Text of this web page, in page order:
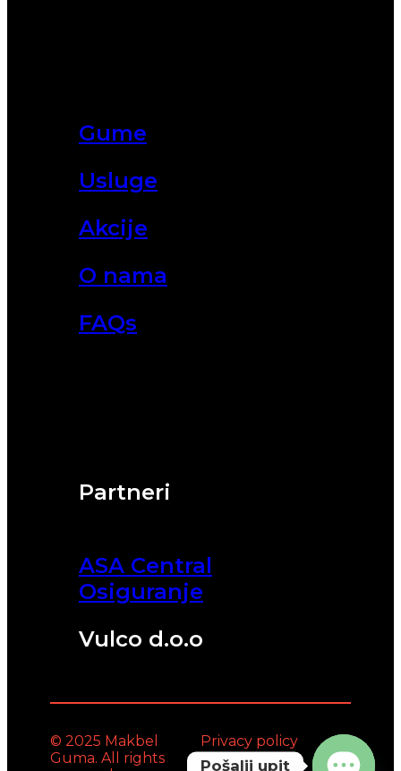
Partneri
ASA Central
Osiguranje
Vulco d.o.o
Gume
Usluge
Akcije
O nama
FAQs
© 2025 Makbel
Guma. All rights
Privacy policy
Pošalji upit